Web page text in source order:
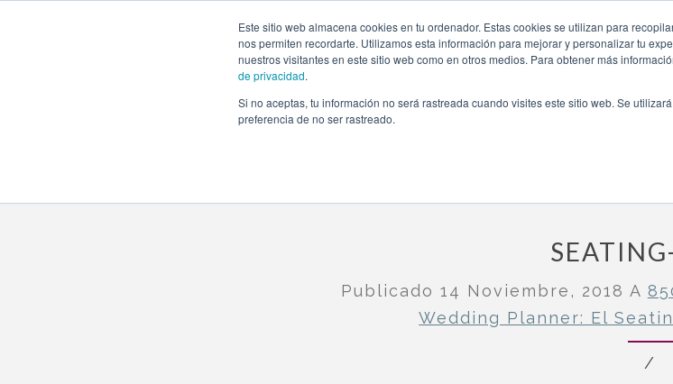
Este sitio web almacena cookies en tu ordenador. Estas cookies se utilizan para
nos permiten recordarte. Utilizamos esta información para mejorar y personalizar tu
nuestros visitantes en este sitio web como en otros medios. Para obtener más
de privacidad.
Si no aceptas, tu información no será rastreada cuando visites este sitio web. Se
preferencia de no ser rastreado.
INICIO QUIÉNES
Reflexiones de una wedding planner: el seating plan…y sus secretos
Publicado 14 Noviembre, 2018 A
Wedding Planner: El
/